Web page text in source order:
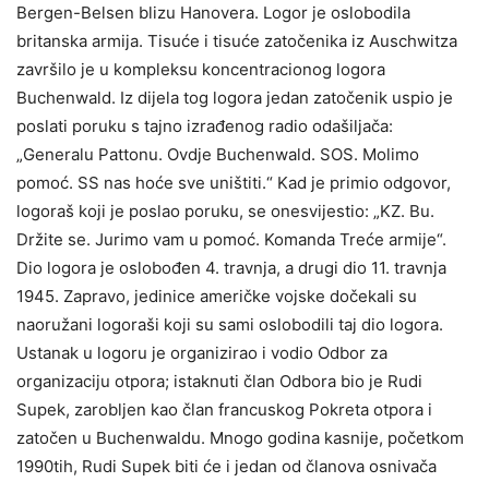
Bergen-Belsen blizu Hanovera. Logor je oslobodila
britanska armija. Tisuće i tisuće zatočenika iz Auschwitza
završilo je u kompleksu koncentracionog logora
Buchenwald. Iz dijela tog logora jedan zatočenik uspio je
poslati poruku s tajno izrađenog radio odašiljača:
„Generalu Pattonu. Ovdje Buchenwald. SOS. Molimo
pomoć. SS nas hoće sve uništiti.“ Kad je primio odgovor,
logoraš koji je poslao poruku, se onesvijestio: „KZ. Bu.
Držite se. Jurimo vam u pomoć. Komanda Treće armije“.
Dio logora je oslobođen 4. travnja, a drugi dio 11. travnja
1945. Zapravo, jedinice američke vojske dočekali su
naoružani logoraši koji su sami oslobodili taj dio logora.
Ustanak u logoru je organizirao i vodio Odbor za
organizaciju otpora; istaknuti član Odbora bio je Rudi
Supek, zarobljen kao član francuskog Pokreta otpora i
zatočen u Buchenwaldu. Mnogo godina kasnije, početkom
1990tih, Rudi Supek biti će i jedan od članova osnivača